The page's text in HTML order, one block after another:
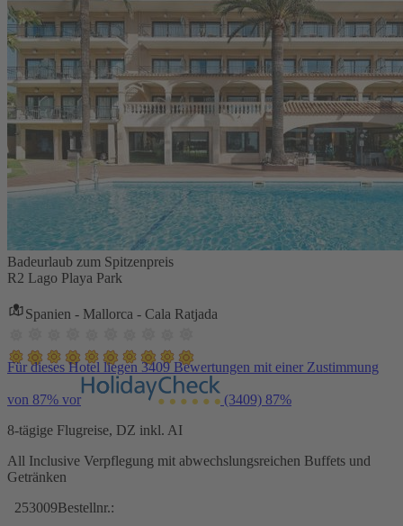
Badeurlaub zum Spitzenpreis
R2 Lago Playa Park
Spanien - Mallorca - Cala Ratjada
Für dieses Hotel liegen 3409 Bewertungen mit einer Zustimmung
von 87% vor (3409) 87%
8-tägige Flugreise, DZ inkl. AI
All Inclusive Verpflegung mit abwechslungsreichen Buffets und
Getränken
253009Bestellnr.: